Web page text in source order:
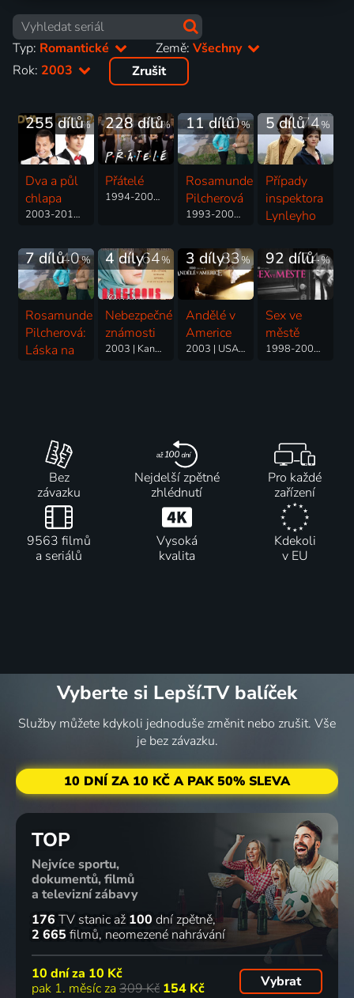
Typ: Romantické Země:Všechny
Rok: 2003 Zrušit
71%
255 dílů
Dva a půl
chlapa
2003-2015 | USA | Romantický, Komedie
88%
228 dílů
Přátelé
1994-2004 | USA | Romantický, Komedie
40%
11 dílů
Rosamunde
Pilcherová
1993-2005 | Německo, Rakousko | Drama, Romantický
74%
5 dílů
Případy
inspektora
Lynleyho
40%
7 dílů
Rosamunde
Pilcherová:
Láska na
64%
4 díly
Nebezpečné
známosti
2003 | Kanada, Francie, Velká Británie | Drama, Romantický
83%
3 díly
Andělé v
Americe
2003 | USA, Itálie | Thriller, Drama, Fantasy, Mysteriózní, Romantický
74%
92 dílů
Sex ve
městě
1998-2004 | USA | Komedie, Drama, Romantický
Bez
závazku
Nejdelší zpětné
zhlédnutí
Pro každé
zařízení
9563 filmů
a seriálů
Vysoká
kvalita
Kdekoli
v EU
Vyberte si Lepší.TV balíček
Služby můžete kdykoli jednoduše změnit nebo zrušit. Vše
je bez závazku.
10 DNÍ ZA 10 KČ A PAK 50% SLEVA
TOP
Nejvíce sportu,
dokumentů, filmů
a televizní zábavy
176 TV stanic až 100 dní zpětně
2 665 filmů neomezené nahrávání
10 dní za 10 Kč
pak 1. měsíc za 309 Kč 154 Kč Vybrat